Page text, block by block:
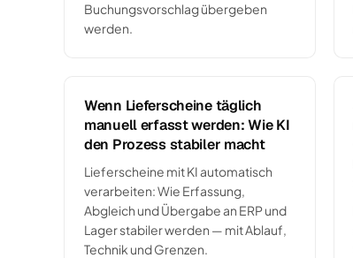
Buchungsvorschlag übergeben
werden.
Wenn Lieferscheine täglich
manuell erfasst werden: Wie KI
den Prozess stabiler macht
Lieferscheine mit KI automatisch
verarbeiten: Wie Erfassung,
Abgleich und Übergabe an ERP und
Lager stabiler werden — mit Ablauf,
Technik und Grenzen.